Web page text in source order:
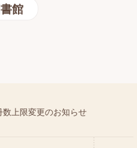
館
数上限変更のお知らせ